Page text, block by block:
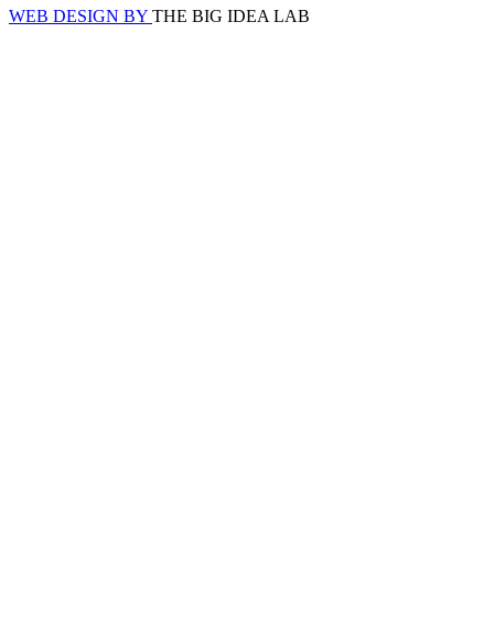
WEB DESIGN BY THE BIG IDEA LAB